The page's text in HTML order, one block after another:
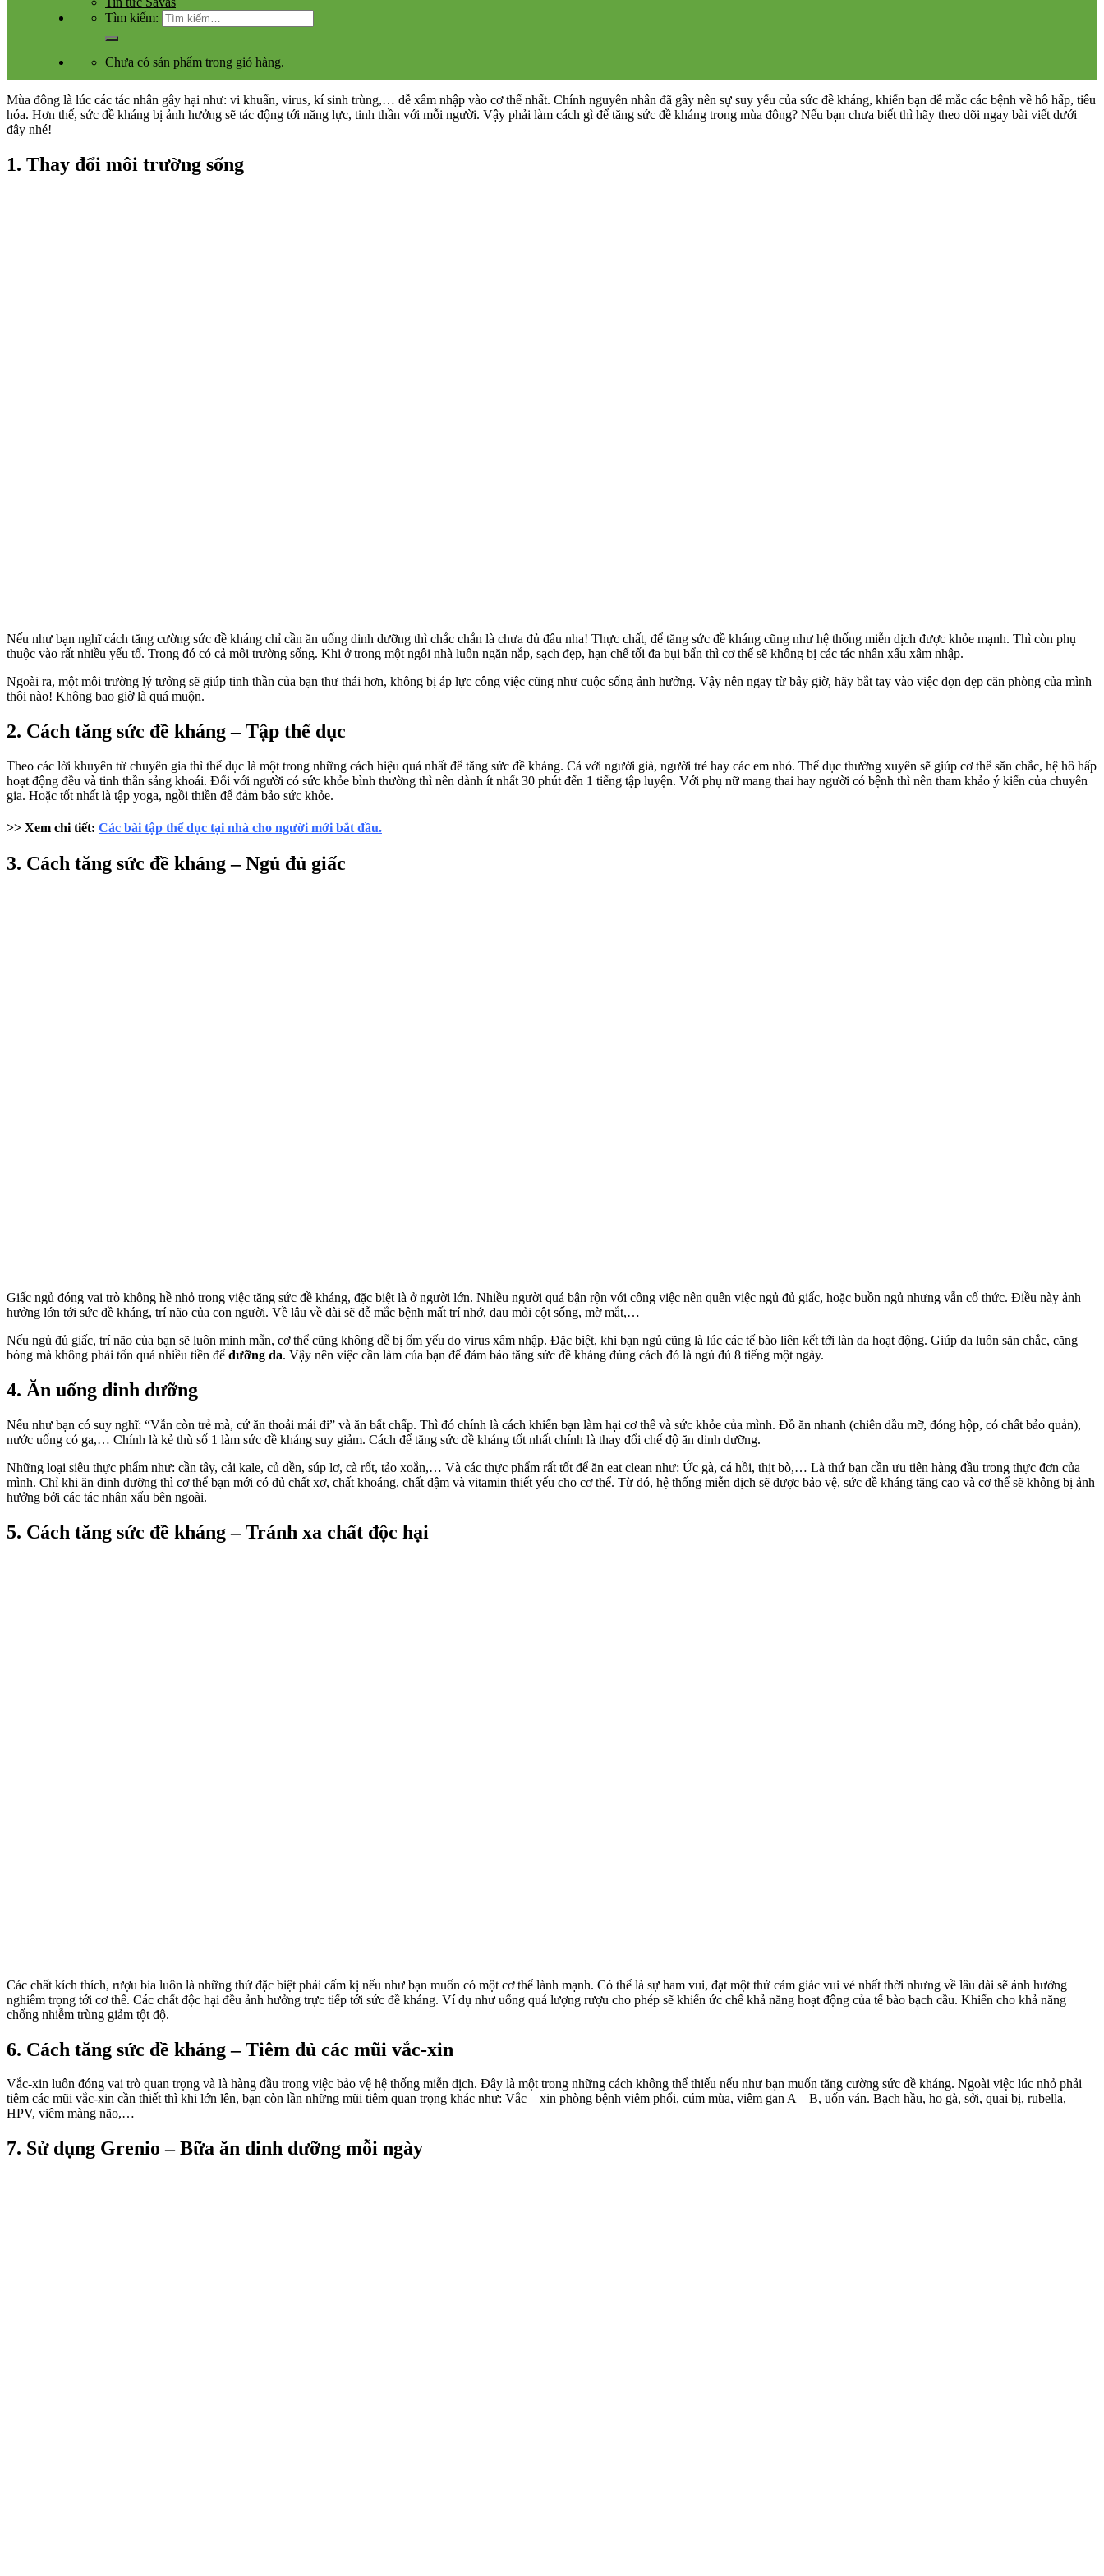
Tìm kiếm:
Chưa có sản phẩm trong giỏ hàng.
Mùa đông là lúc các tác nhân gây hại như: vi khuẩn, virus, kí sinh trùng,… dễ xâm nhập vào cơ thể nhất. Chính nguyên nhân đã gây nên sự suy yếu của sức đề kháng, khiến bạn dễ mắc các bệnh về hô hấp, tiêu
hóa. Hơn thế, sức đề kháng bị ảnh hưởng sẽ tác động tới năng lực, tinh thần với mỗi người. Vậy phải làm cách gì để tăng sức đề kháng trong mùa đông? Nếu bạn chưa biết thì hãy theo dõi ngay bài viết dưới
đây nhé!
1. Thay đổi môi trường sống
Nếu như bạn nghĩ cách tăng cường sức đề kháng chỉ cần ăn uống dinh dưỡng thì chắc chắn là chưa đủ đâu nha! Thực chất, để tăng sức đề kháng cũng như hệ thống miễn dịch được khỏe mạnh. Thì còn phụ
thuộc vào rất nhiều yếu tố. Trong đó có cả môi trường sống. Khi ở trong một ngôi nhà luôn ngăn nắp, sạch đẹp, hạn chế tối đa bụi bẩn thì cơ thể sẽ không bị các tác nhân xấu xâm nhập.
Ngoài ra, một môi trường lý tưởng sẽ giúp tinh thần của bạn thư thái hơn, không bị áp lực công việc cũng như cuộc sống ảnh hưởng. Vậy nên ngay từ bây giờ, hãy bắt tay vào việc dọn dẹp căn phòng của mình
thôi nào! Không bao giờ là quá muộn.
2. Cách tăng sức đề kháng – Tập thể dục
Theo các lời khuyên từ chuyên gia thì thể dục là một trong những cách hiệu quả nhất để tăng sức đề kháng. Cả với người già, người trẻ hay các em nhỏ. Thể dục thường xuyên sẽ giúp cơ thể săn chắc, hệ hô hấp
hoạt động đều và tinh thần sảng khoái. Đối với người có sức khỏe bình thường thì nên dành ít nhất 30 phút đến 1 tiếng tập luyện. Với phụ nữ mang thai hay người có bệnh thì nên tham khảo ý kiến của chuyên
gia. Hoặc tốt nhất là tập yoga, ngồi thiền để đảm bảo sức khỏe.
>> Xem chi tiết: Các bài tập thể dục tại nhà cho người mới bắt đầu.
3. Cách tăng sức đề kháng – Ngủ đủ giấc
Giấc ngủ đóng vai trò không hề nhỏ trong việc tăng sức đề kháng, đặc biệt là ở người lớn. Nhiều người quá bận rộn với công việc nên quên việc ngủ đủ giấc, hoặc buồn ngủ nhưng vẫn cố thức. Điều này ảnh
hưởng lớn tới sức đề kháng, trí não của con người. Về lâu về dài sẽ dễ mắc bệnh mất trí nhớ, đau mỏi cột sống, mờ mắt,…
Nếu ngủ đủ giấc, trí não của bạn sẽ luôn minh mẫn, cơ thể cũng không dễ bị ốm yếu do virus xâm nhập. Đặc biệt, khi bạn ngủ cũng là lúc các tế bào liên kết tới làn da hoạt động. Giúp da luôn săn chắc, căng
bóng mà không phải tốn quá nhiều tiền để dưỡng da. Vậy nên việc cần làm của bạn để đảm bảo tăng sức đề kháng đúng cách đó là ngủ đủ 8 tiếng một ngày.
4. Ăn uống dinh dưỡng
Nếu như bạn có suy nghĩ: “Vẫn còn trẻ mà, cứ ăn thoải mái đi” và ăn bất chấp. Thì đó chính là cách khiến bạn làm hại cơ thể và sức khỏe của mình. Đồ ăn nhanh (chiên dầu mỡ, đóng hộp, có chất bảo quản),
nước uống có ga,… Chính là kẻ thù số 1 làm sức đề kháng suy giảm. Cách để tăng sức đề kháng tốt nhất chính là thay đổi chế độ ăn dinh dưỡng.
Những loại siêu thực phẩm như: cần tây, cải kale, củ dền, súp lơ, cà rốt, tảo xoắn,… Và các thực phẩm rất tốt để ăn eat clean như: Ức gà, cá hồi, thịt bò,… Là thứ bạn cần ưu tiên hàng đầu trong thực đơn của
mình. Chỉ khi ăn dinh dưỡng thì cơ thể bạn mới có đủ chất xơ, chất khoáng, chất đậm và vitamin thiết yếu cho cơ thể. Từ đó, hệ thống miễn dịch sẽ được bảo vệ, sức đề kháng tăng cao và cơ thể sẽ không bị ảnh
hưởng bởi các tác nhân xấu bên ngoài.
5. Cách tăng sức đề kháng – Tránh xa chất độc hại
Các chất kích thích, rượu bia luôn là những thứ đặc biệt phải cấm kị nếu như bạn muốn có một cơ thể lành mạnh. Có thể là sự ham vui, đạt một thứ cảm giác vui vẻ nhất thời nhưng về lâu dài sẽ ảnh hưởng
nghiêm trọng tới cơ thể. Các chất độc hại đều ảnh hưởng trực tiếp tới sức đề kháng. Ví dụ như uống quá lượng rượu cho phép sẽ khiến ức chế khả năng hoạt động của tế bào bạch cầu. Khiến cho khả năng
chống nhiễm trùng giảm tột độ.
6. Cách tăng sức đề kháng – Tiêm đủ các mũi vắc-xin
Vắc-xin luôn đóng vai trò quan trọng và là hàng đầu trong việc bảo vệ hệ thống miễn dịch. Đây là một trong những cách không thể thiếu nếu như bạn muốn tăng cường sức đề kháng. Ngoài việc lúc nhỏ phải
tiêm các mũi vắc-xin cần thiết thì khi lớn lên, bạn còn lần những mũi tiêm quan trọng khác như: Vắc – xin phòng bệnh viêm phổi, cúm mùa, viêm gan A – B, uốn ván. Bạch hầu, ho gà, sởi, quai bị, rubella,
HPV, viêm màng não,…
7. Sử dụng Grenio – Bữa ăn dinh dưỡng mỗi ngày